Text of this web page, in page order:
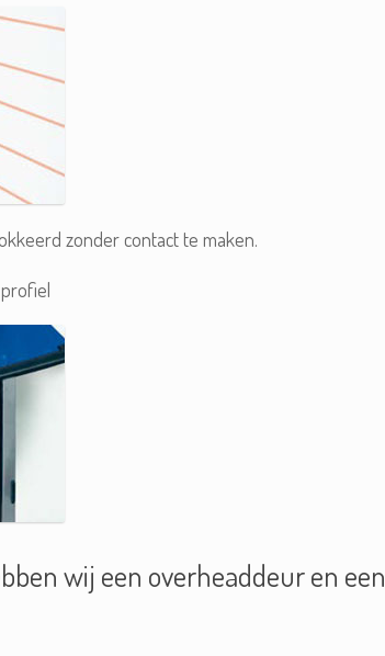
zonder contact te maken.
wij een overheaddeur en een